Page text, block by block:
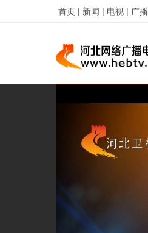
首页 | 新闻 | 电视 | 广